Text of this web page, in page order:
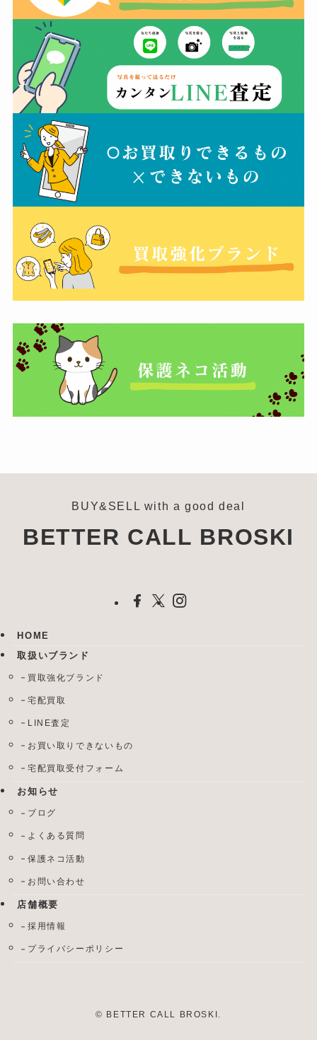
BUY&SELL with a good deal
BETTER CALL BROSKI
HOME
取扱いブランド
買取強化ブランド
宅配買取
LINE査定
お買い取りできないもの
宅配買取受付フォーム
お知らせ
ブログ
よくある質問
保護ネコ活動
お問い合わせ
店舗概要
採用情報
プライバシーポリシー
© BETTER CALL BROSKI.